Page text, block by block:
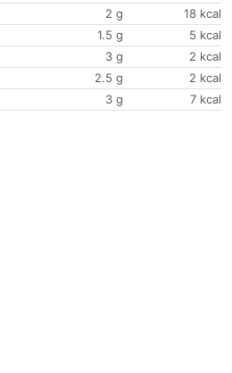
2 g
18 kcal
1.5 g
5 kcal
3 g
2 kcal
2.5 g
2 kcal
3 g 7 kcal